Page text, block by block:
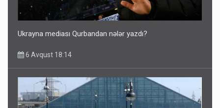
Ukrayna mediası Qurbandan nələr yazdı?
6 Avqust 18:14